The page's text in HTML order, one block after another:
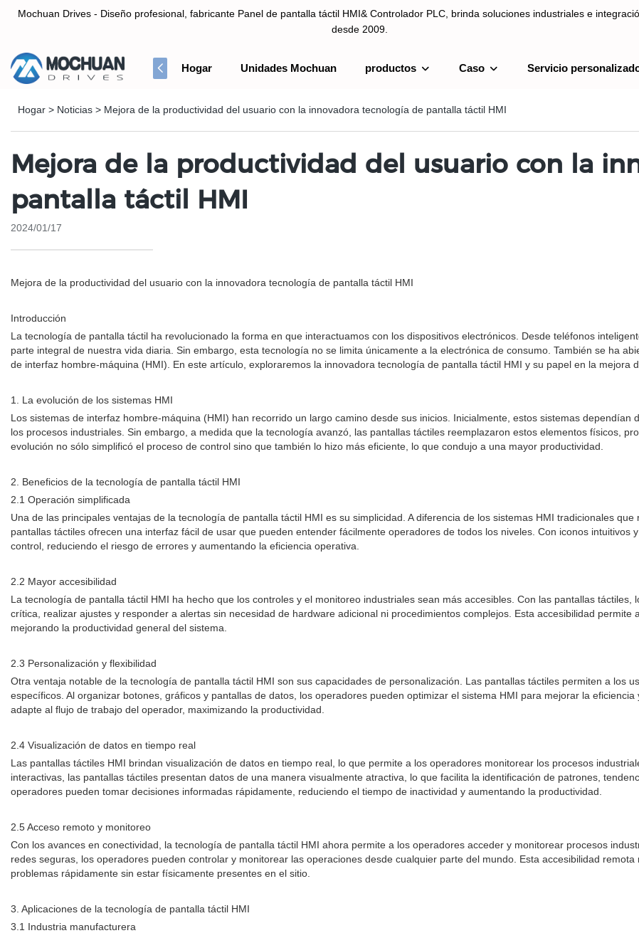
Mochuan Drives - Diseño profesional, fabricante Panel de pantalla táctil HMI& Controlador PLC, brinda soluciones industriales e
desde 2009.
Hogar Unidades Mochuan productos Caso Servicio
Hogar > Noticias > Mejora de la productividad del usuario con la innovadora tecnología de pantalla táctil HMI
Mejora de la productividad del usuario con la
pantalla táctil HMI
2024/01/17
Mejora de la productividad del usuario con la innovadora tecnología de pantalla táctil HMI
Introducción
La tecnología de pantalla táctil ha revolucionado la forma en que interactuamos con los dispositivos electrónicos. Desde teléfonos
parte integral de nuestra vida diaria. Sin embargo, esta tecnología no se limita únicamente a la electrónica de consumo. También se ha
de interfaz hombre-máquina (HMI). En este artículo, exploraremos la innovadora tecnología de pantalla táctil HMI y su papel en la mejora
1. La evolución de los sistemas HMI
Los sistemas de interfaz hombre-máquina (HMI) han recorrido un largo camino desde sus inicios. Inicialmente, estos sistemas
los procesos industriales. Sin embargo, a medida que la tecnología avanzó, las pantallas táctiles reemplazaron estos elementos físicos,
evolución no sólo simplificó el proceso de control sino que también lo hizo más eficiente, lo que condujo a una mayor productividad.
2. Beneficios de la tecnología de pantalla táctil HMI
2.1 Operación simplificada
Una de las principales ventajas de la tecnología de pantalla táctil HMI es su simplicidad. A diferencia de los sistemas HMI tradicionales
pantallas táctiles ofrecen una interfaz fácil de usar que pueden entender fácilmente operadores de todos los niveles. Con iconos intuitivos
control, reduciendo el riesgo de errores y aumentando la eficiencia operativa.
2.2 Mayor accesibilidad
La tecnología de pantalla táctil HMI ha hecho que los controles y el monitoreo industriales sean más accesibles. Con las pantallas
crítica, realizar ajustes y responder a alertas sin necesidad de hardware adicional ni procedimientos complejos. Esta accesibilidad
mejorando la productividad general del sistema.
2.3 Personalización y flexibilidad
Otra ventaja notable de la tecnología de pantalla táctil HMI son sus capacidades de personalización. Las pantallas táctiles permiten a los
específicos. Al organizar botones, gráficos y pantallas de datos, los operadores pueden optimizar el sistema HMI para mejorar la
adapte al flujo de trabajo del operador, maximizando la productividad.
2.4 Visualización de datos en tiempo real
Las pantallas táctiles HMI brindan visualización de datos en tiempo real, lo que permite a los operadores monitorear los procesos
interactivas, las pantallas táctiles presentan datos de una manera visualmente atractiva, lo que facilita la identificación de patrones,
operadores pueden tomar decisiones informadas rápidamente, reduciendo el tiempo de inactividad y aumentando la productividad.
2.5 Acceso remoto y monitoreo
Con los avances en conectividad, la tecnología de pantalla táctil HMI ahora permite a los operadores acceder y monitorear procesos
redes seguras, los operadores pueden controlar y monitorear las operaciones desde cualquier parte del mundo. Esta accesibilidad
problemas rápidamente sin estar físicamente presentes en el sitio.
3. Aplicaciones de la tecnología de pantalla táctil HMI
3.1 Industria manufacturera